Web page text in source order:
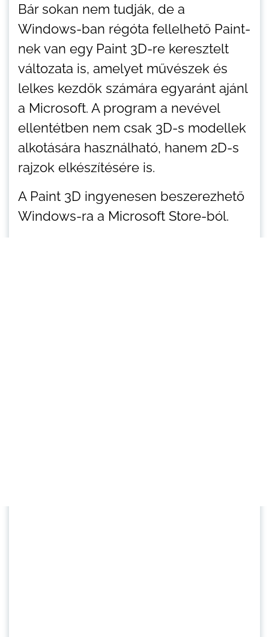
Bár sokan nem tudják, de a
Windows-ban régóta fellelhető Paint-
nek van egy Paint 3D-re keresztelt
változata is, amelyet művészek és
lelkes kezdők számára egyaránt ajánl
a Microsoft. A program a nevével
ellentétben nem csak 3D-s modellek
alkotására használható, hanem 2D-s
rajzok elkészítésére is.
A Paint 3D ingyenesen beszerezhető
Windows-ra a Microsoft Store-ból.